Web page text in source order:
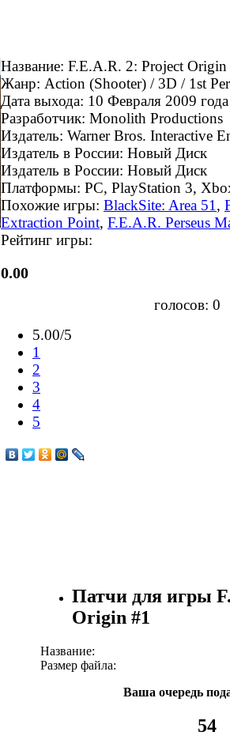
Название: F.E.A.R. 2: Project Origin
Жанр: Action (Shooter) / 3D / 1st
Дата выхода: 10 Февраля 2009 года
Разработчик: Monolith Productions
Издатель: Warner Bros. Interactive
Издатель в России: Новый Диск
Издатель в России: Новый Диск
Платформы: PC, PlayStation 3,
Похожие игры: BlackSite: Area 51 ,
Extraction Point, F.E.A.R. Perseus
Рейтинг игры:
0.00
голосов: 0
5.00/5
1
2
3
4
5
Патчи для игры
Origin #1
Название:
Размер файла:
Ваша очередь
53